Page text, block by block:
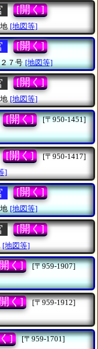
[開く]
[地図等]
[開く]
７号 [地図等]
[開く]
[地図等]
[開く]
[〒950-1451]
[開く]
[〒950-1417]
]
[開く]
[地図等]
[開く]
[地図等]
く]
[〒959-1907]
く]
[〒959-1912]
]
[〒959-1701]